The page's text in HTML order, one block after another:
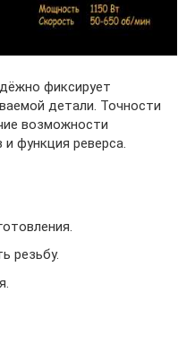
фиксирует
детали. Точности
возможности
функция реверса.
резьбу.